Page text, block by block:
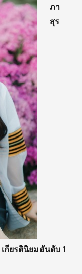
ภา
สุร
เกียรตินิยมอันดับ 1